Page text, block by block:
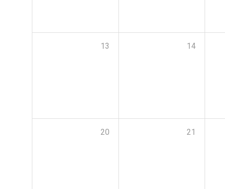
13 14
20 21